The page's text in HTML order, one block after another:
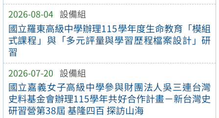
2026-08-04 設備組
國立羅東高級中學辦理115學年度生命教育「模組
式課程」與「多元評量與學習歷程檔案設計」研
習
2026-07-20 設備組
國立嘉義女子高級中學參與財團法人吳三連台灣
史料基金會辦理115學年共好合作計畫－新台灣史
研習營第38屆 基隆四百 探訪山海